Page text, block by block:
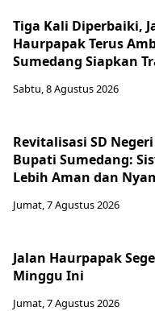
Tiga Kali Diperbaiki,
Haurpapak Terus
Sumedang Siapkan
Sabtu, 8 Agustus 2026
Revitalisasi SD
Bupati Sumedang:
Lebih Aman dan
Jumat, 7 Agustus 2026
Jalan Haurpapak
Minggu Ini
Jumat, 7 Agustus 2026